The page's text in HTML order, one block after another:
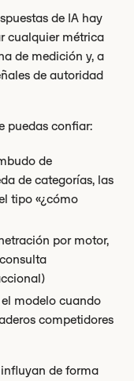
de IA hay
cualquier métrica
de medición y, a
de autoridad
puedas confiar:
de
de categorías, las
tipo «¿cómo
por motor,
modelo cuando
competidores
de forma